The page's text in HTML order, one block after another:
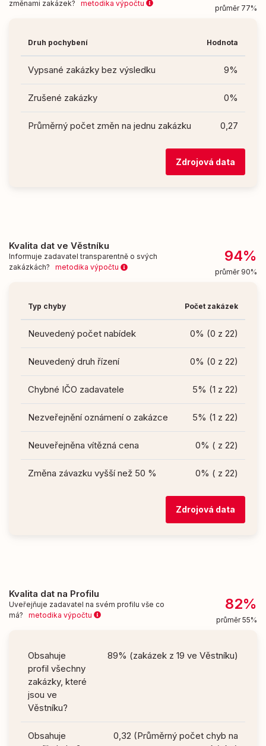
změnami zakázek? metodika výpočtu
průměr 77%
Druh pochybení Hodnota
Vypsané zakázky bez výsledku 9%
Zrušené zakázky 0%
Průměrný počet změn na jednu zakázku 0,27
Zdrojová data
Kvalita dat ve Věstníku
Informuje zadavatel transparentně o svých
zakázkách? metodika výpočtu
94%
průměr 90%
Typ chyby Počet zakázek
Neuvedený počet nabídek 0% (0 z 22)
Neuvedený druh řízení 0% (0 z 22)
Chybné IČO zadavatele 5% (1 z 22)
Nezveřejnění oznámení o zakázce 5% (1 z 22)
Neuveřejněna vítězná cena 0% ( z 22)
Změna závazku vyšší než 50 % 0% ( z 22)
Zdrojová data
Kvalita dat na Profilu
Uveřejňuje zadavatel na svém profilu vše co
má? metodika výpočtu
82%
průměr 55%
Obsahuje
profil všechny
zakázky, které
jsou ve
Věstníku?
89% (zakázek z 19 ve Věstníku)
Obsahuje
0,32 (Průměrný počet chyb na